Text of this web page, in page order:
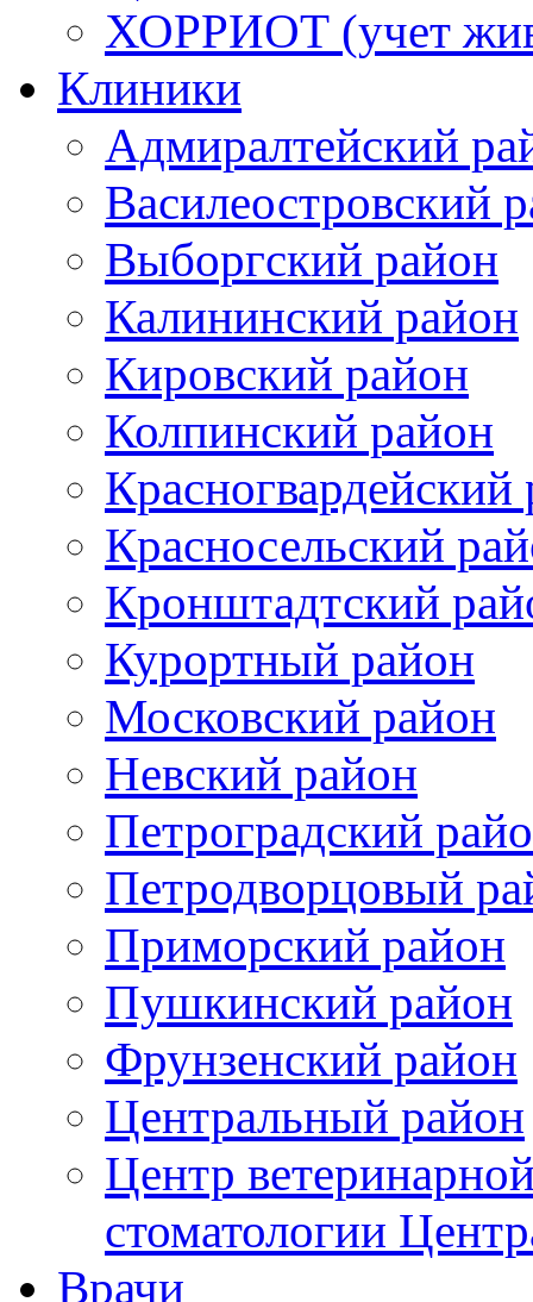
ХОРРИОТ (учет
Клиники
Адмиралтейский
Василеостровский
Выборгский район
Калининский район
Кировский район
Колпинский район
Красногвардейский
Красносельский
Кронштадтский
Курортный район
Московский район
Невский район
Петроградский
Петродворцовый
Приморский район
Пушкинский район
Фрунзенский район
Цeнтральный район
Центр
стоматологии
Врачи